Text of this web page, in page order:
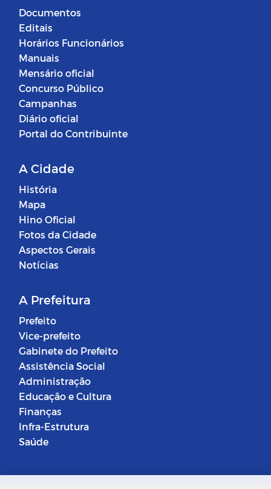
Documentos
Editais
Horários Funcionários
Manuais
Mensário oficial
Concurso Público
Campanhas
Diário oficial
Portal do Contribuinte
A Cidade
História
Mapa
Hino Oficial
Fotos da Cidade
Aspectos Gerais
Notícias
A Prefeitura
Prefeito
Vice-prefeito
Gabinete do Prefeito
Assistência Social
Administração
Educação e Cultura
Finanças
Infra-Estrutura
Saúde